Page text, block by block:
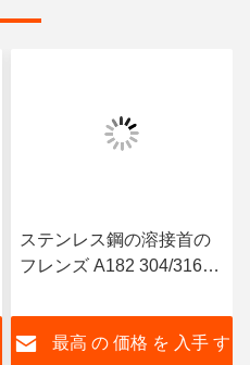
ステンレス鋼の溶接首の
フレンズ A182 304/316L
ANSI B16.5 150級
最高 の 価格 を 入手 す